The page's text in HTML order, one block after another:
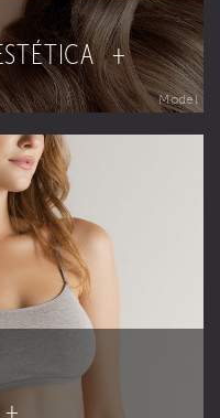
+
Model